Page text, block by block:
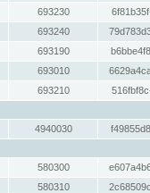
693230
693240
693190
693010
693210
4940030
580300
580310